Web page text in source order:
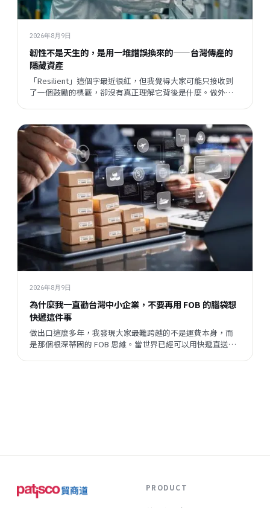
2026年8月9日
韌性不是天生的，是用一堆錯誤換來的——台灣傳產的
隱藏資產
「Resilient」這個字最近很紅，但我覺得大家可能只接收到
了一個鼓勵的標籤，卻沒有真正理解它背後是什麼。做外銷
2026年8月9日
為什麼我一直勸台灣中小企業，不要再用 FOB 的腦袋想
快遞這件事
做出口這麼多年，我發現大家最難跨越的不是運費本身，而
是那個根深蒂固的 FOB 思維。當世界已經可以用快遞直送到
PRODUCT